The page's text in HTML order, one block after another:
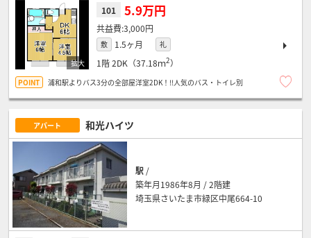
101 5.9万円
3,000円
敷 1.5ヶ月 礼
1階2DK（37.18ｍ2）
浦和駅よりバス3分の全部屋洋室2DK！!!人気のバス・トイレ別
アパート 和光ハイツ
駅 /
築年月1986年8月 / 2階建
埼玉県さいたま市緑区中尾664-10